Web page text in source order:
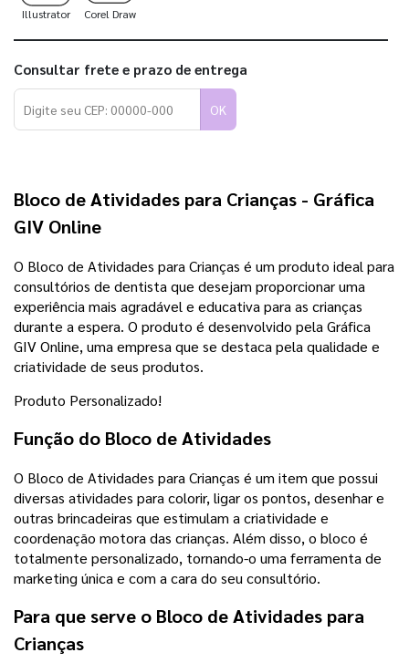
Illustrator Corel Draw
Consultar frete e prazo de entrega
OK
Bloco de Atividades para Crianças - Gráfica
GIV Online
O Bloco de Atividades para Crianças é um produto ideal para
consultórios de dentista que desejam proporcionar uma
experiência mais agradável e educativa para as crianças
durante a espera. O produto é desenvolvido pela Gráfica
GIV Online, uma empresa que se destaca pela qualidade e
criatividade de seus produtos.
Produto Personalizado!
Função do Bloco de Atividades
O Bloco de Atividades para Crianças é um item que possui
diversas atividades para colorir, ligar os pontos, desenhar e
outras brincadeiras que estimulam a criatividade e
coordenação motora das crianças. Além disso, o bloco é
totalmente personalizado, tornando-o uma ferramenta de
marketing única e com a cara do seu consultório.
Para que serve o Bloco de Atividades para
Crianças